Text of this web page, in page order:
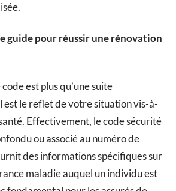
guide pour réussir une rénovation
est plus qu’une suite
est le reflet de votre situation vis-à-
Effectivement, le code sécurité
ou associé au numéro de
des informations spécifiques sur
maladie auquel un individu est